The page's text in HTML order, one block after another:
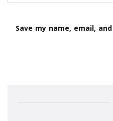
Save my name, email,